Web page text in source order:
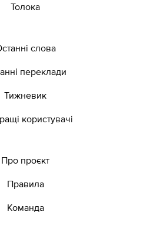
Толока
слова
переклади
Тижневик
користувачі
Про проєкт
Правила
Команда